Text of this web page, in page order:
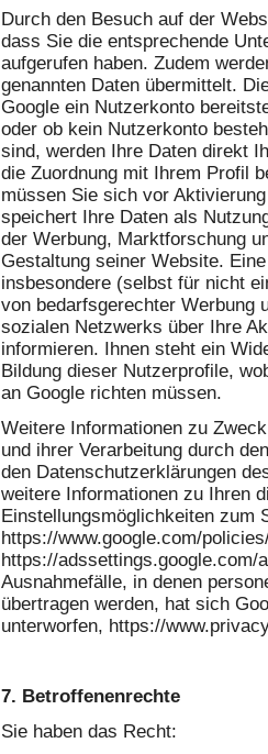
Durch den Besuch auf der
dass Sie die entsprechende
aufgerufen haben. Zudem
genannten Daten übermittelt.
Google ein Nutzerkonto
oder ob kein Nutzerkonto
sind, werden Ihre Daten direkt
die Zuordnung mit Ihrem Profil
müssen Sie sich vor
speichert Ihre Daten als
der Werbung, Marktforschung
Gestaltung seiner Website.
insbesondere (selbst für nicht
von bedarfsgerechter Werbung
sozialen Netzwerks über Ihre
informieren. Ihnen steht ein
Bildung dieser Nutzerprofile,
an Google richten müssen.
Weitere Informationen zu
und ihrer Verarbeitung durch
den Datenschutzerklärungen
weitere Informationen zu Ihren
Einstellungsmöglichkeiten zum
https://www.google.com/
https://adssettings.google.com/
Ausnahmefälle, in denen
übertragen werden, hat sich
unterworfen, https://
7. Betroffenenrechte
Sie haben das Recht: